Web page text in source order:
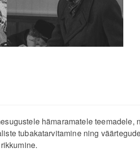
hämaramatele teemadele,
tubakatarvitamine ning